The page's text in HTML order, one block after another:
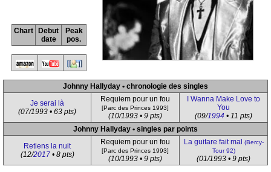
Chart
Debut
date
Peak
pos.
Johnny Hallyday • chronologie des singles
Je serai là
(07/1993 • 63 pts)
Requiem pour un fou
[Parc des Princes 1993]
(10/1993 • 9 pts)
I Wanna Make Love to
You
(09/1994 • 11 pts)
Johnny Hallyday • singles par points
Retiens la nuit
(12/2017• 8 pts)
Requiem pour un fou
[Parc des Princes 1993]
(10/1993 • 9 pts)
La guitare fait mal (Bercy-
Tour 92)
(01/1993 • 9 pts)